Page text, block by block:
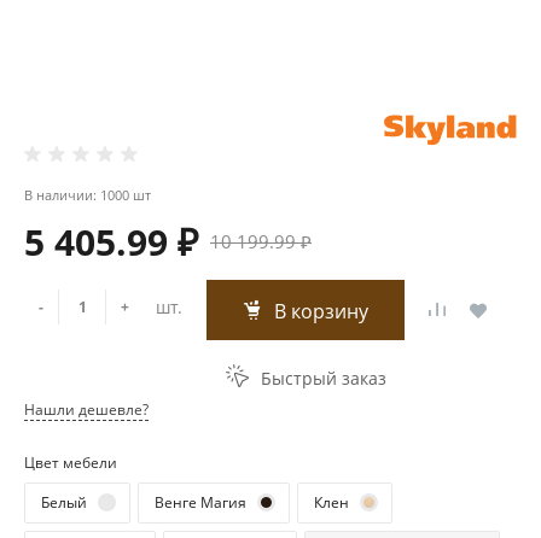
В наличии: 1000 шт
5 405.99 ₽ 10 199.99 ₽
- + шт. В корзину
Быстрый заказ
Нашли дешевле?
Цвет мебели
Белый
Венге Магия Клен